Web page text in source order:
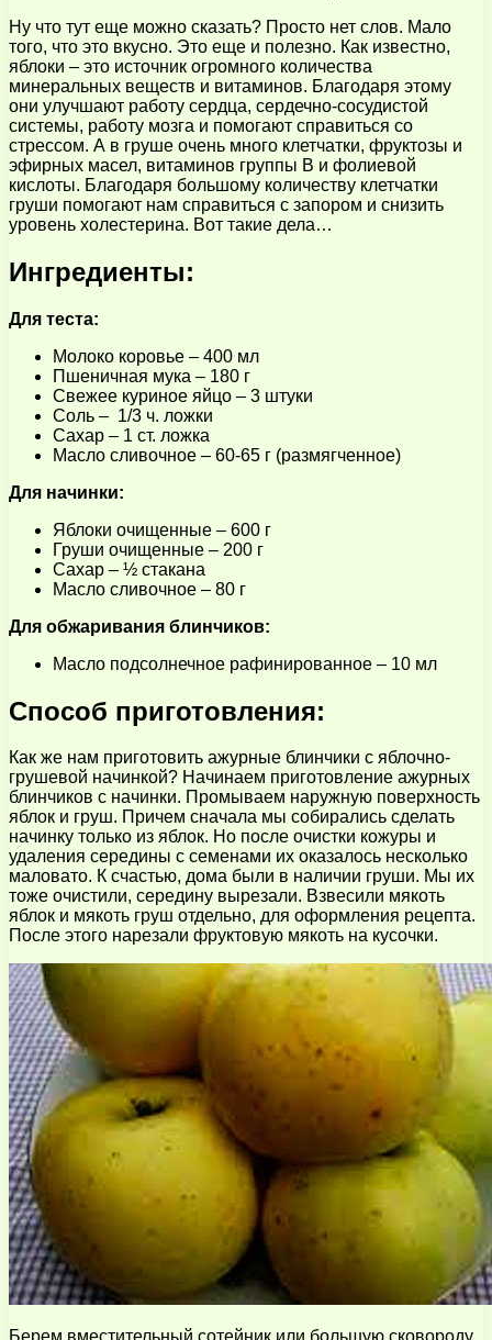
Ну что тут еще можно сказать? Просто нет слов. Мало
того, что это вкусно. Это еще и полезно. Как известно,
яблоки – это источник огромного количества
минеральных веществ и витаминов. Благодаря этому
они улучшают работу сердца, сердечно-сосудистой
системы, работу мозга и помогают справиться со
стрессом. А в груше очень много клетчатки, фруктозы и
эфирных масел, витаминов группы В и фолиевой
кислоты. Благодаря большому количеству клетчатки
груши помогают нам справиться с запором и снизить
уровень холестерина. Вот такие дела…
Ингредиенты:
Для теста:
Молоко коровье – 400 мл
Пшеничная мука – 180 г
Свежее куриное яйцо – 3 штуки
Соль – 1/3 ч. ложки
Сахар – 1 ст. ложка
Масло сливочное – 60-65 г (размягченное)
Для начинки:
Яблоки очищенные – 600 г
Груши очищенные – 200 г
Сахар – ½ стакана
Масло сливочное – 80 г
Для обжаривания блинчиков:
Масло подсолнечное рафинированное – 10 мл
Способ приготовления:
Как же нам приготовить ажурные блинчики с яблочно-
грушевой начинкой? Начинаем приготовление ажурных
блинчиков с начинки. Промываем наружную поверхность
яблок и груш. Причем сначала мы собирались сделать
начинку только из яблок. Но после очистки кожуры и
удаления середины с семенами их оказалось несколько
маловато. К счастью, дома были в наличии груши. Мы их
тоже очистили, середину вырезали. Взвесили мякоть
яблок и мякоть груш отдельно, для оформления рецепта.
После этого нарезали фруктовую мякоть на кусочки.